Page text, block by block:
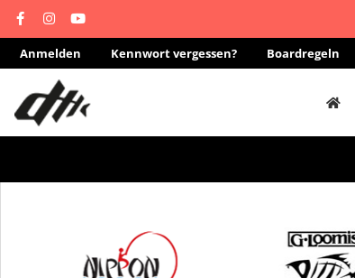
Anmelden Kennwort vergessen? Boardregeln